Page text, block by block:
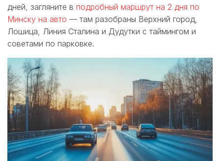
дней, загляните в подробный маршрут на 2 дня по
Минску на авто — там разобраны Верхний город,
Лошица, Линия Сталина и Дудутки с таймингом и
советами по парковке.